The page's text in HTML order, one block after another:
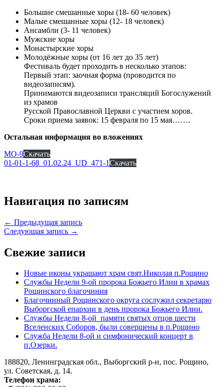
Большие смешанные хоры (18- 60 человек)
Малые смешанные хоры (12- 18 человек)
Ансамбли (3- 11 человек)
Мужские хоры
Монастырские хоры
Молодёжные хоры (от 16 лет до 35 лет)
Фестиваль будет проходить в несколько этапов:
Первый этап: заочная форма (проводится по
видеозаписям).
Принимаются видеозаписи трансляций Богослужений
из храмов
Русской Православной Церкви с участием хоров.
Сроки приема заявок: 15 февраля по 15 мая…….
Остальная информация во вложениях
MO-9Скачать
01-01-1-68_01.02.24_UD_471-1Скачать
Навигация по записям
← Предыдущая запись
Следующая запись →
Свежие записи
Новые иконы украшают храм свят.Николая п.Рощино
Службы Недели 9-ой пророка Божьего Илии в храмах
Рощинского благочиния
Благочинный Рощинского округа сослужил секретарю
Выборгской епархии в день пророка Божьего Илии.
Службы Недели 8-ой памяти святых отцов шести
Вселенских Соборов, были совершены в п.Рощино
Служба Недели 8-ой и симфонический концерт в
п.Озерки.
188820, Ленинградская обл., Выборгский р-н, пос. Рощино,
ул. Советская, д. 14.
Телефон храма: